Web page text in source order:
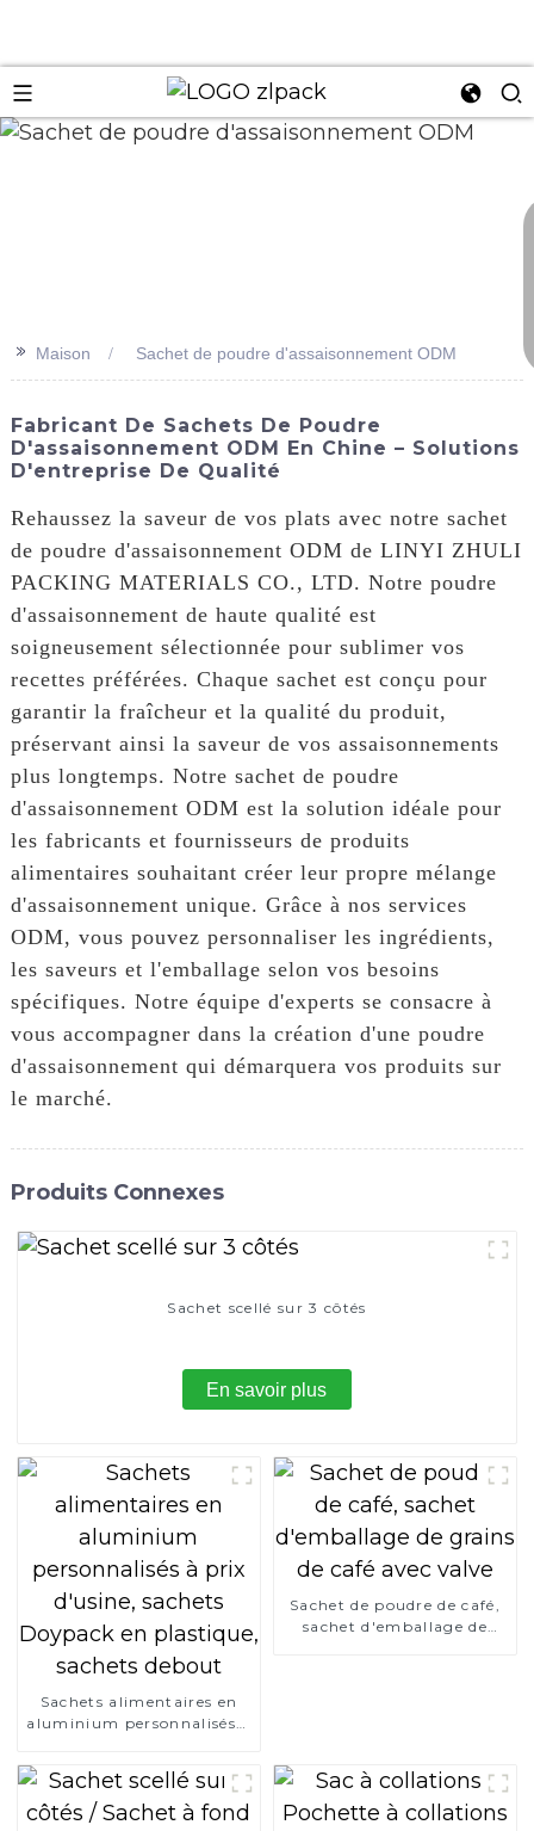
>> Maison Sachet de poudre d'assaisonnement ODM
Fabricant De Sachets De Poudre
D'assaisonnement ODM En Chine – Solutions
D'entreprise De Qualité
Rehaussez la saveur de vos plats avec notre sachet
de poudre d'assaisonnement ODM de LINYI ZHULI
PACKING MATERIALS CO., LTD. Notre poudre
d'assaisonnement de haute qualité est
soigneusement sélectionnée pour sublimer vos
recettes préférées. Chaque sachet est conçu pour
garantir la fraîcheur et la qualité du produit,
préservant ainsi la saveur de vos assaisonnements
plus longtemps. Notre sachet de poudre
d'assaisonnement ODM est la solution idéale pour
les fabricants et fournisseurs de produits
alimentaires souhaitant créer leur propre mélange
d'assaisonnement unique. Grâce à nos services
ODM, vous pouvez personnaliser les ingrédients,
les saveurs et l'emballage selon vos besoins
spécifiques. Notre équipe d'experts se consacre à
vous accompagner dans la création d'une poudre
d'assaisonnement qui démarquera vos produits sur
le marché.
Produits Connexes
Sachet scellé sur 3 côtés
En savoir plus
Sachets alimentaires en
aluminium personnalisés à
sachets debout
Sachet de poudre de café,
sachet d'emballage de